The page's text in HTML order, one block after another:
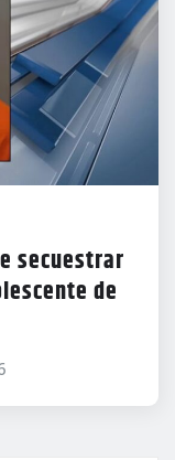
secuestrar
de